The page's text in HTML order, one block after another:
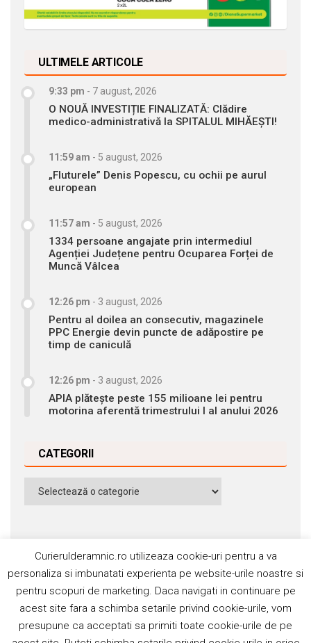
ULTIMELE ARTICOLE
9:33 pm - 7 august, 2026
O NOUĂ INVESTIȚIE FINALIZATĂ: Clădire
medico-administrativă la SPITALUL MIHĂEȘTI!
11:59 am - 5 august, 2026
„Fluturele” Denis Popescu, cu ochii pe aurul
european
11:57 am - 5 august, 2026
1334 persoane angajate prin intermediul
Agenției Județene pentru Ocuparea Forței de
Muncă Vâlcea
12:26 pm - 3 august, 2026
Pentru al doilea an consecutiv, magazinele
PPC Energie devin puncte de adăpostire pe
timp de caniculă
12:26 pm - 3 august, 2026
APIA plătește peste 155 milioane lei pentru
motorina aferentă trimestrului I al anului 2026
CATEGORII
Categorii
Contact
Abonamente
Termeni si condiţii
Curierulderamnic.ro utilizeaza cookie-uri pentru a va
personaliza si imbunatati experienta pe website-urile noastre si
pentru scopuri de marketing. Daca navigati in continuare pe
acest site fara a schimba setarile privind cookie-urile, vom
presupune ca acceptati sa primiti toate cookie-urile de pe